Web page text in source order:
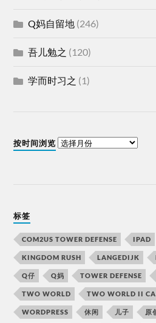
Q妈自留地 (246)
吾儿勉之 (120)
学而时习之 (1)
按时间浏览
标签
COM2US TOWER DEFENSE IPAD
KINGDOM RUSH LANGEDIJK
Q仔 Q妈 TOWER DEFENSE
TWO WORLD TWO WORLD II
WORDPRESS 休闲 儿子 原